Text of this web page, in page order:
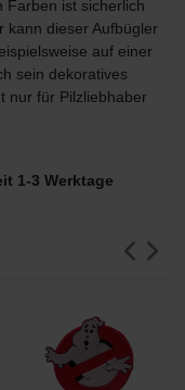
Farben ist sicherlich
kann dieser Aufbügler
auf einer
sein dekoratives
nur für Pilzliebhaber
1-3 Werktage